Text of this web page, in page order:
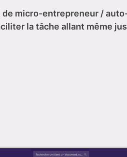
de micro-entrepreneur /
la tâche allant même